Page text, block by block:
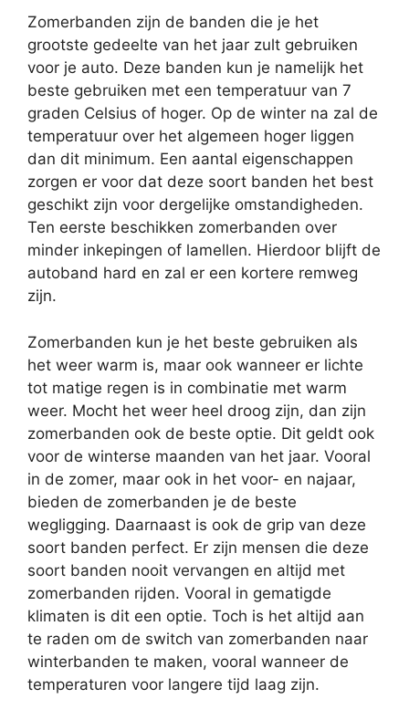
Zomerbanden zijn de banden die je het
grootste gedeelte van het jaar zult gebruiken
voor je auto. Deze banden kun je namelijk het
beste gebruiken met een temperatuur van 7
graden Celsius of hoger. Op de winter na zal de
temperatuur over het algemeen hoger liggen
dan dit minimum. Een aantal eigenschappen
zorgen er voor dat deze soort banden het best
geschikt zijn voor dergelijke omstandigheden.
Ten eerste beschikken zomerbanden over
minder inkepingen of lamellen. Hierdoor blijft de
autoband hard en zal er een kortere remweg
zijn.
Zomerbanden kun je het beste gebruiken als
het weer warm is, maar ook wanneer er lichte
tot matige regen is in combinatie met warm
weer. Mocht het weer heel droog zijn, dan zijn
zomerbanden ook de beste optie. Dit geldt ook
voor de winterse maanden van het jaar. Vooral
in de zomer, maar ook in het voor- en najaar,
bieden de zomerbanden je de beste
wegligging. Daarnaast is ook de grip van deze
soort banden perfect. Er zijn mensen die deze
soort banden nooit vervangen en altijd met
zomerbanden rijden. Vooral in gematigde
klimaten is dit een optie. Toch is het altijd aan
te raden om de switch van zomerbanden naar
winterbanden te maken, vooral wanneer de
temperaturen voor langere tijd laag zijn.